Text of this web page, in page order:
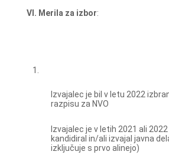
VI. Merila za izbor:
1.
Izvajalec je bil v letu 2022
razpisu za NVO
Izvajalec je v letih 2021 ali 2022
kandidiral in/ali izvajal javna
izključuje s prvo alinejo)